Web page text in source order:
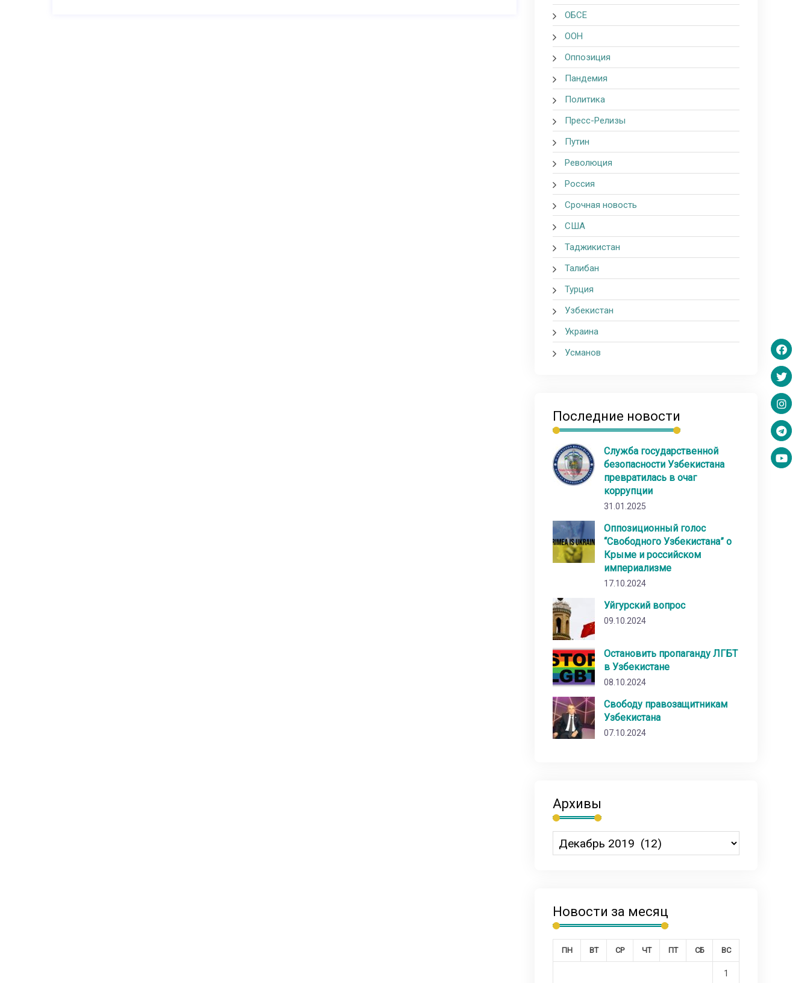
ОБСЕ
ООН
Оппозиция
Пандемия
Политика
Пресс-Релизы
Путин
Революция
Россия
Срочная новость
США
Таджикистан
Талибан
Турция
Узбекистан
Украина
Усманов
Последние новости
Служба государственной
безопасности Узбекистана
превратилась в очаг
коррупции
31.01.2025
Оппозиционный голос
“Свободного Узбекистана” о
Крыме и российском
империализме
17.10.2024
Уйгурский вопрос
09.10.2024
Остановить пропаганду ЛГБТ
в Узбекистане
08.10.2024
Свободу правозащитникам
Узбекистана
07.10.2024
Архивы
Новости за месяц
ПН ВТ СР ЧТ ПТ СБ ВС
1